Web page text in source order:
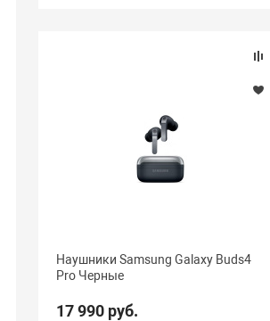
Наушники Samsung Galaxy Buds4
Pro Черные
17 990 руб.